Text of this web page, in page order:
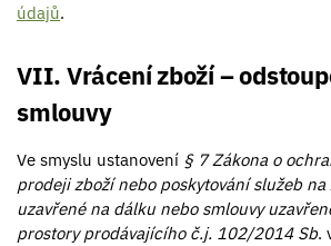
údajů.
VII. Vrácení zboží –
smlouvy
Ve smyslu ustanovení § 7 Zákona o
prodeji zboží nebo poskytování služeb na
uzavřené na dálku nebo smlouvy
prostory prodávajícího č.j. 102/2014 Sb.